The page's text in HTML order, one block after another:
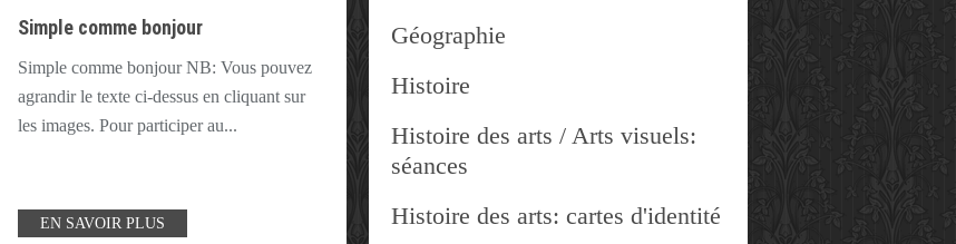
Simple comme bonjour
Simple comme bonjour NB: Vous pouvez
agrandir le texte ci-dessus en cliquant sur
les images. Pour participer au...
EN SAVOIR PLUS
Géographie
Histoire
Histoire des arts / Arts visuels:
séances
Histoire des arts: cartes d'identité